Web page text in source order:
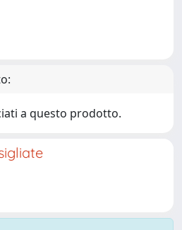
a questo prodotto.